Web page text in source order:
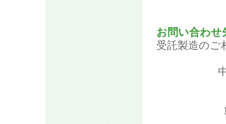
お問い合わせ
受託製造のご